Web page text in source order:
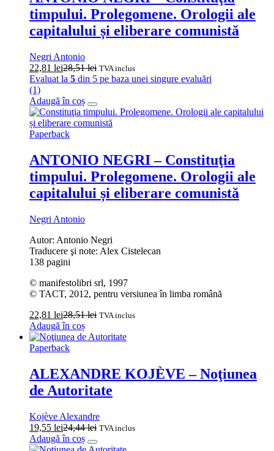
timpului. Prolegomene. Orologii ale
capitalului și eliberare comunistă
Negri Antonio
22,81 lei28,51lei TVA inclus
Evaluat la 5 din 5 pe baza unei singure evaluări
(1)
Adaugă în coș
Paperback
ANTONIO NEGRI – Constituţia
timpului. Prolegomene. Orologii ale
capitalului și eliberare comunistă
Negri Antonio
Autor: Antonio Negri
Traducere şi note: Alex Cistelecan
138 pagini
© manifestolibri srl, 1997
© TACT, 2012, pentru versiunea în limba română
22,81 lei28,51lei TVA inclus
Adaugă în coș
Paperback
ALEXANDRE KOJÈVE – Noţiunea
de Autoritate
Kojève Alexandre
19,55 lei24,44lei TVA inclus
Adaugă în coș